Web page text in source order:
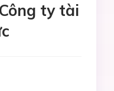
ty tài